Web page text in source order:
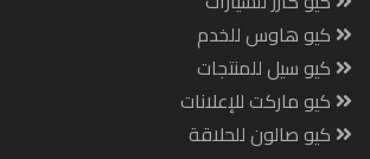
كيو هاوس للخدم
كيو سيل للمنتجات
كيو ماركت للإعلانات
كيو صالون للحلاقة